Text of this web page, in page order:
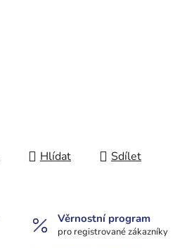
Hlídat Sdílet
Věrnostní program
pro registrované zákazníky